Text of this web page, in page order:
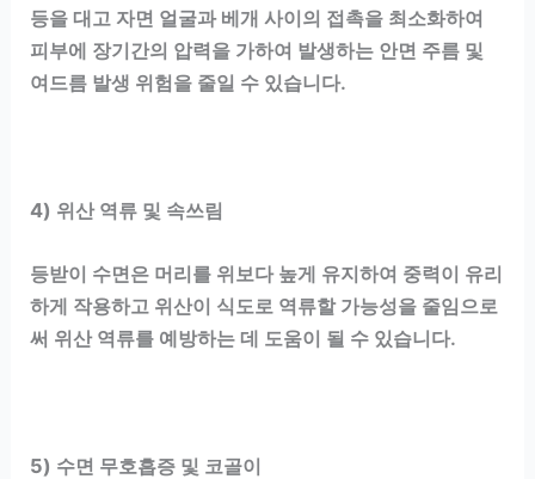
등을 대고 자면 얼굴과 베개 사이의 접촉을 최소화하여
피부에 장기간의 압력을 가하여 발생하는 안면 주름 및
여드름 발생 위험을 줄일 수 있습니다.
4) 위산 역류 및 속쓰림
등받이 수면은 머리를 위보다 높게 유지하여 중력이 유리
하게 작용하고 위산이 식도로 역류할 가능성을 줄임으로
써 위산 역류를 예방하는 데 도움이 될 수 있습니다.
5) 수면 무호흡증 및 코골이